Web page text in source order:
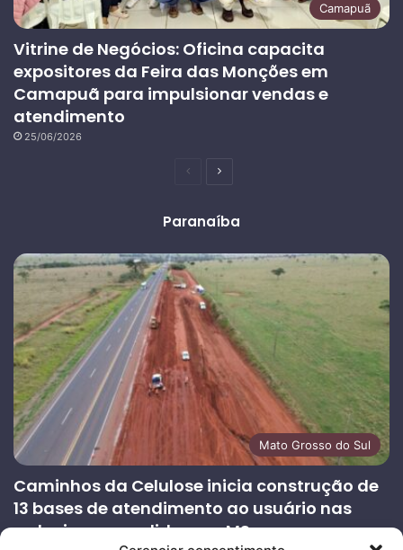
Camapuã
Vitrine de Negócios: Oficina capacita
expositores da Feira das Monções em
Camapuã para impulsionar vendas e
atendimento
25/06/2026
PáginaPróxima
Paranaíba
Mato Grosso do Sul
Caminhos da Celulose inicia construção de
13 bases de atendimento ao usuário nas
rodovias concedidas em MS